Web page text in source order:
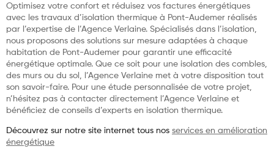
Optimisez votre confort et réduisez vos factures énergétiques
avec les travaux d’isolation thermique à Pont-Audemer réalisés
par l’expertise de l’Agence Verlaine. Spécialisés dans l’isolation,
nous proposons des solutions sur mesure adaptées à chaque
habitation de Pont-Audemer pour garantir une efficacité
énergétique optimale. Que ce soit pour une isolation des combles,
des murs ou du sol, l’Agence Verlaine met à votre disposition tout
son savoir-faire. Pour une étude personnalisée de votre projet,
n’hésitez pas à contacter directement l’Agence Verlaine et
bénéficiez de conseils d’experts en isolation thermique.
Découvrez sur notre site internet tous nos services en amélioration
énergétique